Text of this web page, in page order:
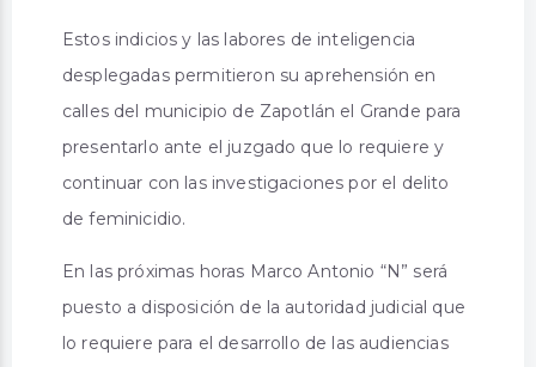
Estos indicios y las labores de inteligencia
desplegadas permitieron su aprehensión en
calles del municipio de Zapotlán el Grande para
presentarlo ante el juzgado que lo requiere y
continuar con las investigaciones por el delito
de feminicidio.
En las próximas horas Marco Antonio “N” será
puesto a disposición de la autoridad judicial que
lo requiere para el desarrollo de las audiencias